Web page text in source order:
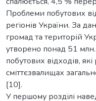
Проблеми побутових
регіонів України. За
громад та територій
утворено понад 51
побутових відходів,
сміттєзвалищах
[10].
У першому розділі